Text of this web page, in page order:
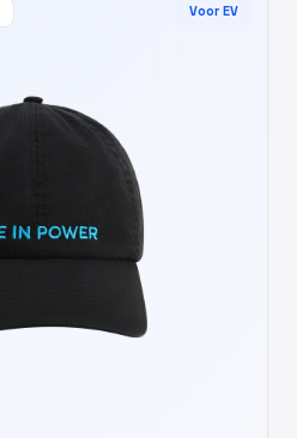
Voor EV